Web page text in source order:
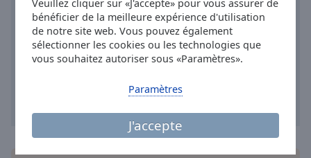
Veuillez cliquer sur «J'accepte» pour vous assurer de
bénéficier de la meilleure expérience d'utilisation
de notre site web. Vous pouvez également
sélectionner les cookies ou les technologies que
vous souhaitez autoriser sous «Paramètres».
J'accepte
Paramètres